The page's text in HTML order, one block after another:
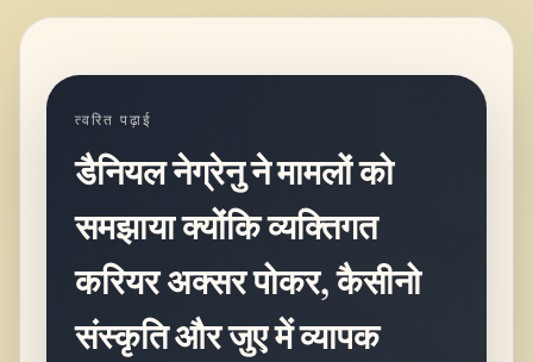
त्वरित पढ़ाई
डैनियल नेग्रेनु ने मामलों को
समझाया क्योंकि व्यक्तिगत
करियर अक्सर पोकर, कैसीनो
संस्कृति और जुए में व्यापक